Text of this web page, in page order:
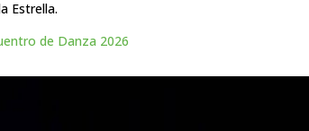
Estrella.
de Danza 2026